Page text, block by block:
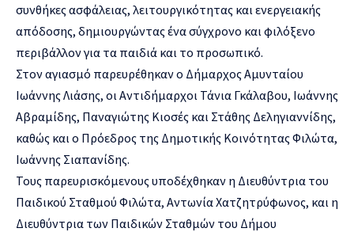
συνθήκες ασφάλειας, λειτουργικότητας και ενεργειακής
απόδοσης, δημιουργώντας ένα σύγχρονο και φιλόξενο
περιβάλλον για τα παιδιά και το προσωπικό.
Στον αγιασμό παρευρέθηκαν ο Δήμαρχος Αμυνταίου
Ιωάννης Λιάσης, οι Αντιδήμαρχοι Τάνια Γκάλαβου, Ιωάννης
Αβραμίδης, Παναγιώτης Κιοσές και Στάθης Δεληγιαννίδης,
καθώς και ο Πρόεδρος της Δημοτικής Κοινότητας Φιλώτα,
Ιωάννης Σιαπανίδης.
Τους παρευρισκόμενους υποδέχθηκαν η Διευθύντρια του
Παιδικού Σταθμού Φιλώτα, Αντωνία Χατζητρύφωνος, και η
Διευθύντρια των Παιδικών Σταθμών του Δήμου